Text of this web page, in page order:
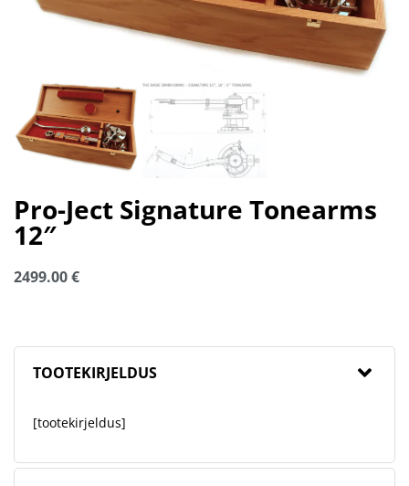
Pro-Ject Signature Tonearms
12″
2499.00€
TOOTEKIRJELDUS
[tootekirjeldus]